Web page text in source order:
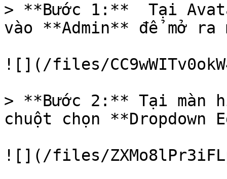
> **Bước 1:**  Tại
vào **Admin** để mở ra
![](/files/
> **Bước 2:** Tại màn
chuột chọn **Dropdown
![](/files/